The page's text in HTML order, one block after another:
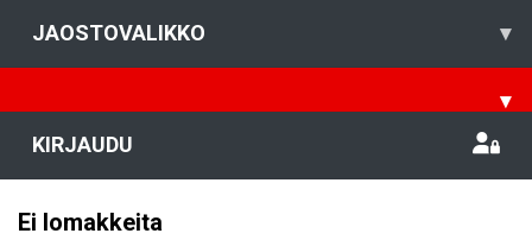
JAOSTOVALIKKO ▾
▾
KIRJAUDU
Ei lomakkeita